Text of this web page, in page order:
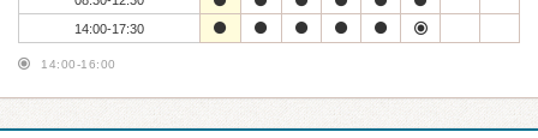
14:00-17:30
14:00-16:00